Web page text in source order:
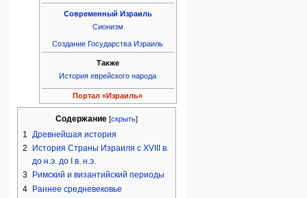
Современный Израиль
Сионизм
Создание Государства Израиль
Также
История еврейского народа
Портал «Израиль»
Содержание
1 Древнейшая история
2
История Страны Израиля с XVIII в.
до н.э. до I в. н.э.
3
Римский и византийский периоды
4 Раннее средневековье